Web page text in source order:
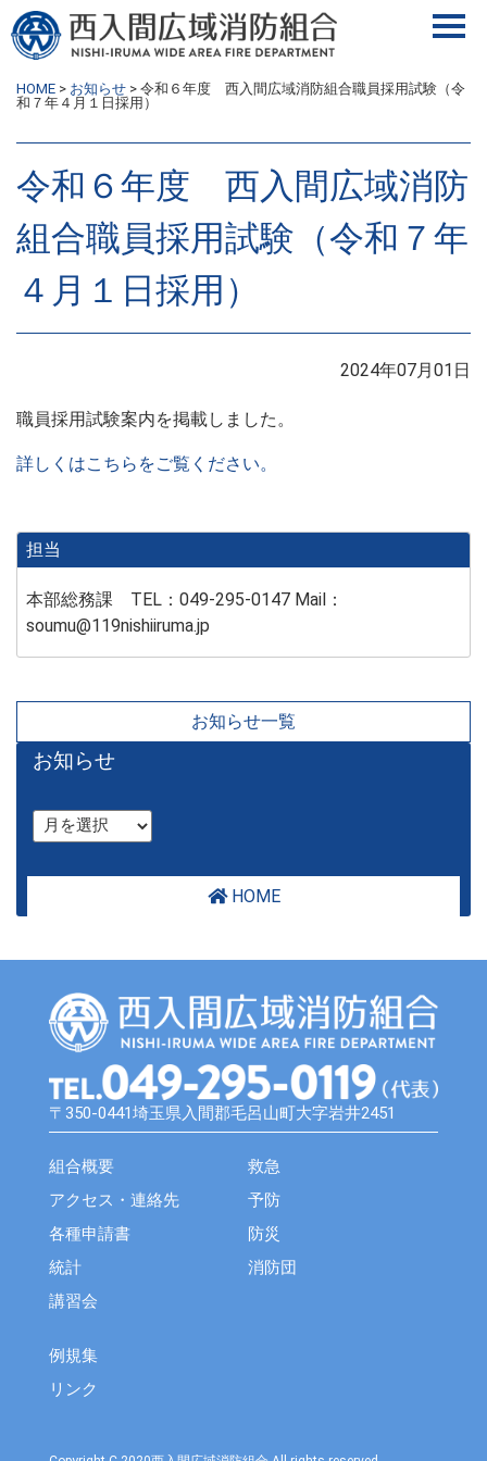
HOME > お知らせ > 令和６年度 西入間広域消防組合職員採用試験（令
和７年４月１日採用）
令和６年度 西入間広域消防
組合職員採用試験（令和７年
４月１日採用）
2024年07月01日
職員採用試験案内を掲載しました。
詳しくはこちらをご覧ください。
担当
本部総務課 TEL：049-295-0147 Mail：
soumu@119nishiiruma.jp
お知らせ一覧
お知らせ
HOME
〒350-0441埼玉県入間郡毛呂山町大字岩井2451
組合概要
アクセス・連絡先
各種申請書
統計
講習会
救急
予防
防災
消防団
例規集
リンク